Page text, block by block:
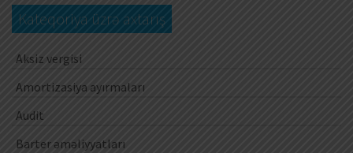
Kateqoriya üzrə axtarış
Aksiz vergisi
Amortizasiya ayırmaları
Audit
Barter əməliyyatları